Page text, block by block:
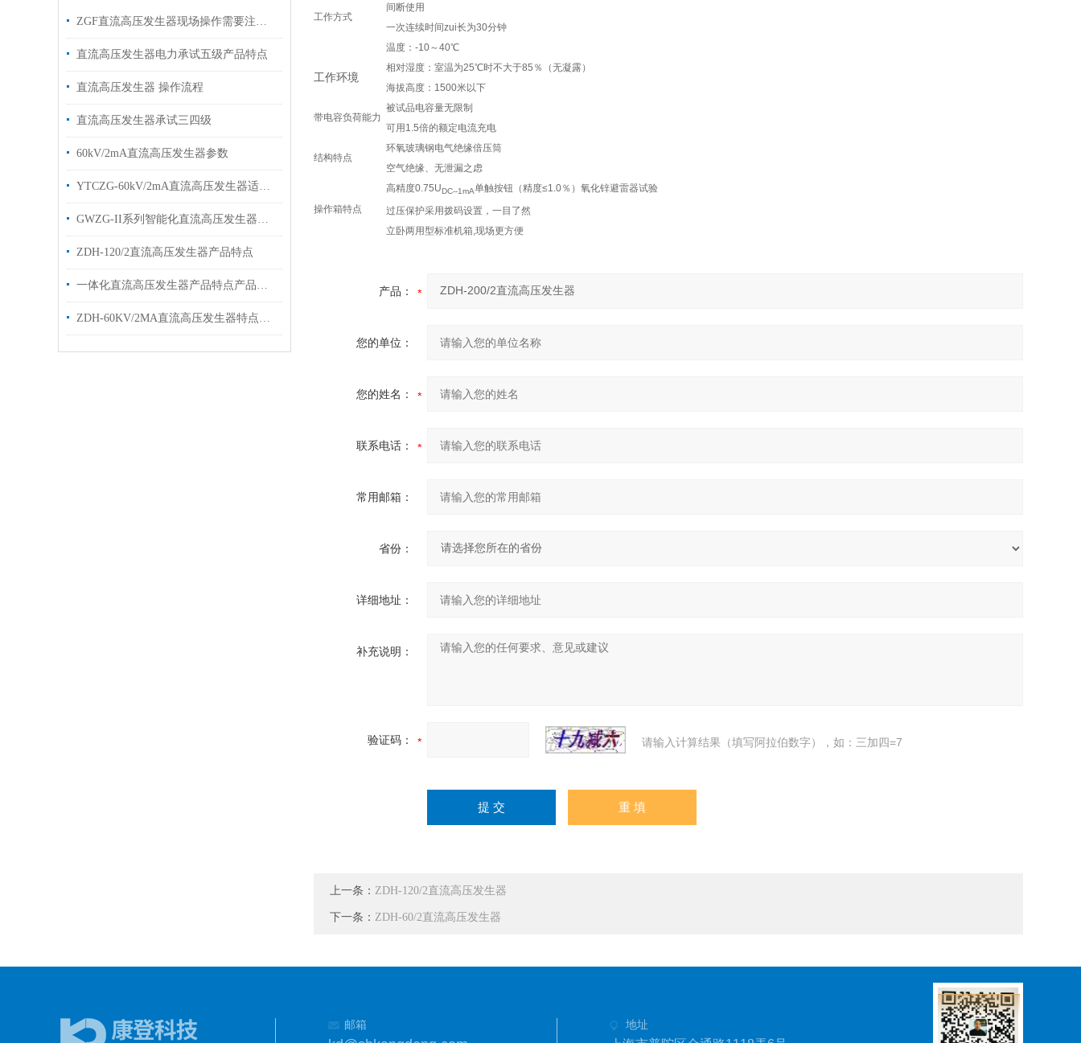
ZGF直流高压发生器现场操作需要注意些什么
直流高压发生器电力承试五级产品特点
直流高压发生器 操作流程
直流高压发生器承试三四级
60kV/2mA直流高压发生器参数
YTCZG-60kV/2mA直流高压发生器适用范围技术参数
GWZG-II系列智能化直流高压发生器技术特点
ZDH-120/2直流高压发生器产品特点
一体化直流高压发生器产品特点产品主要技术参数
ZDH-60KV/2MA直流高压发生器特点及主要技术性能
工作方式
间断使用
一次连续时间zui长为30分钟
工作环境
温度：-10～40℃
相对湿度：室温为25℃时不大于85％（无凝露）
海拔高度：1500米以下
带电容负荷能力
被试品电容量无限制
可用1.5倍的额定电流充电
结构特点
环氧玻璃钢电气绝缘倍压筒
空气绝缘、无泄漏之虑
操作箱特点
高精度0.75UDC--1mA单触按钮（精度≤1.0％）氧化锌避雷器试验
过压保护采用拨码设置，一目了然
立卧两用型标准机箱,现场更方便
产品：
您的单位：
您的姓名：
联系电话：
常用邮箱：
省份：
详细地址：
补充说明：
验证码： 请输入计算结果（填写阿拉伯数字），如：三加四=7
上一条： ZDH-120/2直流高压发生器
下一条： ZDH-60/2直流高压发生器
邮箱 地址